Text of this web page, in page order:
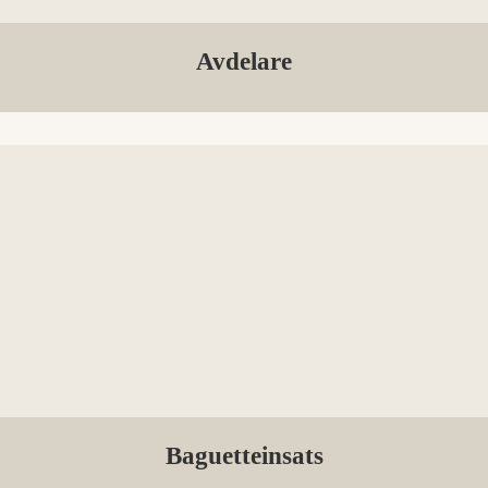
Avdelare
Baguetteinsats